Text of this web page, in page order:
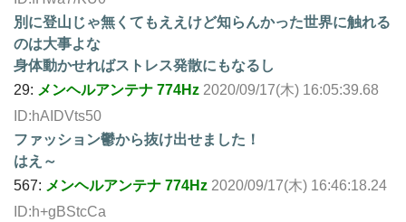
別に登山じゃ無くてもええけど知らんかった世界に触れる
のは大事よな
身体動かせればストレス発散にもなるし
29: メンヘルアンテナ 774Hz 2020/09/17(木) 16:05:39.68
ID:hAIDVts50
ファッション鬱から抜け出せました！
はえ～
567: メンヘルアンテナ 774Hz 2020/09/17(木) 16:46:18.24
ID:h+gBStcCa